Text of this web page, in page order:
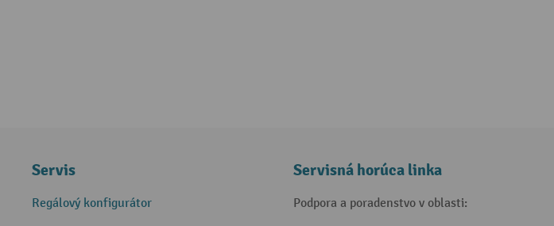
Servis
Regálový konfigurátor
Servisná horúca linka
Podpora a poradenstvo v oblasti: